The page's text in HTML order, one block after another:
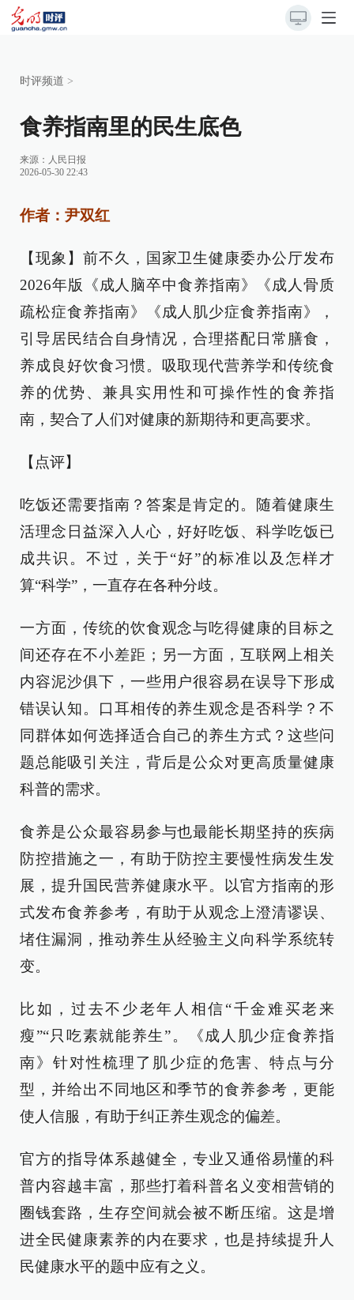
时评频道 >
食养指南里的民生底色
来源： 人民日报
2026-05-30 22:43
作者：尹双红
【现象】前不久，国家卫生健康委办公厅发布
2026年版《成人脑卒中食养指南》《成人骨质
疏松症食养指南》《成人肌少症食养指南》，
引导居民结合自身情况，合理搭配日常膳食，
养成良好饮食习惯。吸取现代营养学和传统食
养的优势、兼具实用性和可操作性的食养指
南，契合了人们对健康的新期待和更高要求。
【点评】
吃饭还需要指南？答案是肯定的。随着健康生
活理念日益深入人心，好好吃饭、科学吃饭已
成共识。不过，关于“好”的标准以及怎样才
算“科学”，一直存在各种分歧。
一方面，传统的饮食观念与吃得健康的目标之
间还存在不小差距；另一方面，互联网上相关
内容泥沙俱下，一些用户很容易在误导下形成
错误认知。口耳相传的养生观念是否科学？不
同群体如何选择适合自己的养生方式？这些问
题总能吸引关注，背后是公众对更高质量健康
科普的需求。
食养是公众最容易参与也最能长期坚持的疾病
防控措施之一，有助于防控主要慢性病发生发
展，提升国民营养健康水平。以官方指南的形
式发布食养参考，有助于从观念上澄清谬误、
堵住漏洞，推动养生从经验主义向科学系统转
变。
比如，过去不少老年人相信“千金难买老来
瘦”“只吃素就能养生”。《成人肌少症食养指
南》针对性梳理了肌少症的危害、特点与分
型，并给出不同地区和季节的食养参考，更能
使人信服，有助于纠正养生观念的偏差。
官方的指导体系越健全，专业又通俗易懂的科
普内容越丰富，那些打着科普名义变相营销的
圈钱套路，生存空间就会被不断压缩。这是增
进全民健康素养的内在要求，也是持续提升人
民健康水平的题中应有之义。